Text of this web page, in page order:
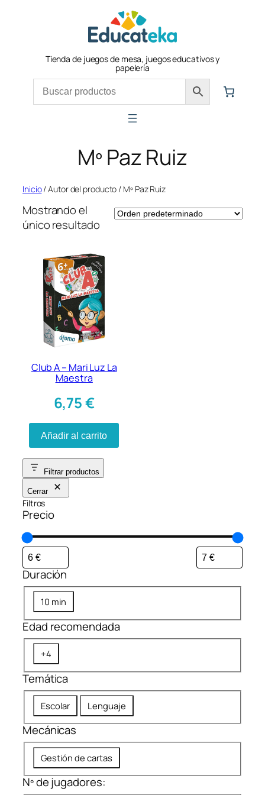
Tienda de juegos de mesa, juegos educativos y
papelería
Mº Paz Ruiz
Inicio/ Autor del producto / Mº Paz Ruiz
Mostrando el
único resultado
Club A – Mari Luz La
Maestra
6,75€
Añadir al carrito
Filtrar productos
Cerrar
Filtros
Precio
Duración
u
r
a
i
ó
n
10 min
Edad recomendada
d
a
d
e
c
o
m
e
+4
Temática
T
e
m
á
i
c
Escolar Lenguaje
Mecánicas
M
e
c
Gestión de cartas
Nº de jugadores: